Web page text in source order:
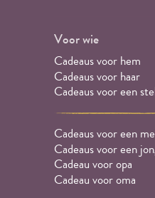
Voor wie
Cadeaus voor hem
Cadeaus voor haar
Cadeaus voor een
Cadeaus voor een
Cadeaus voor een
Cadeau voor opa
Cadeau voor oma